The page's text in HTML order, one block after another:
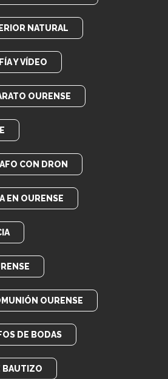
NATURAL
Y VÍDEO
OURENSE
CON DRON
EN OURENSE
OURENSE
DE BODAS
BAUTIZO